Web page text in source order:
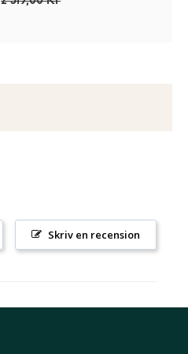
Skriv en recension